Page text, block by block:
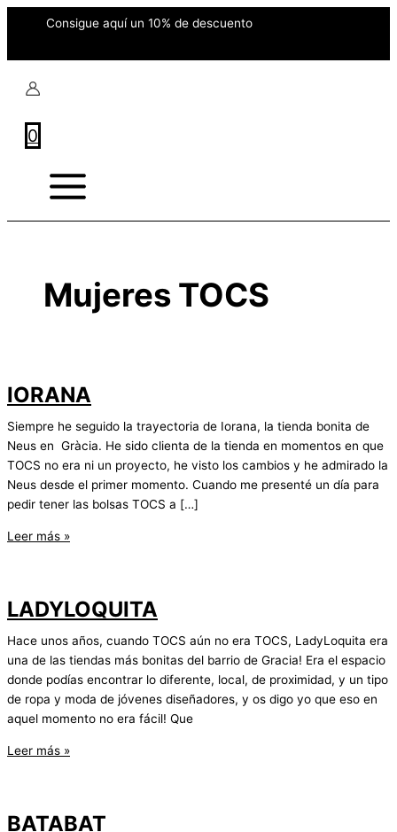
Consigue aquí un 10% de descuento
0
Menu
Mujeres TOCS
IORANA
Siempre he seguido la trayectoria de Iorana, la tienda bonita de
Neus en Gràcia. He sido clienta de la tienda en momentos en que
TOCS no era ni un proyecto, he visto los cambios y he admirado la
Neus desde el primer momento. Cuando me presenté un día para
pedir tener las bolsas TOCS a […]
IORANA
Leer más »
LADYLOQUITA
Hace unos años, cuando TOCS aún no era TOCS, LadyLoquita era
una de las tiendas más bonitas del barrio de Gracia! Era el espacio
donde podías encontrar lo diferente, local, de proximidad, y un tipo
de ropa y moda de jóvenes diseñadores, y os digo yo que eso en
aquel momento no era fácil! Que
LADYLOQUITA
Leer más »
BATABAT